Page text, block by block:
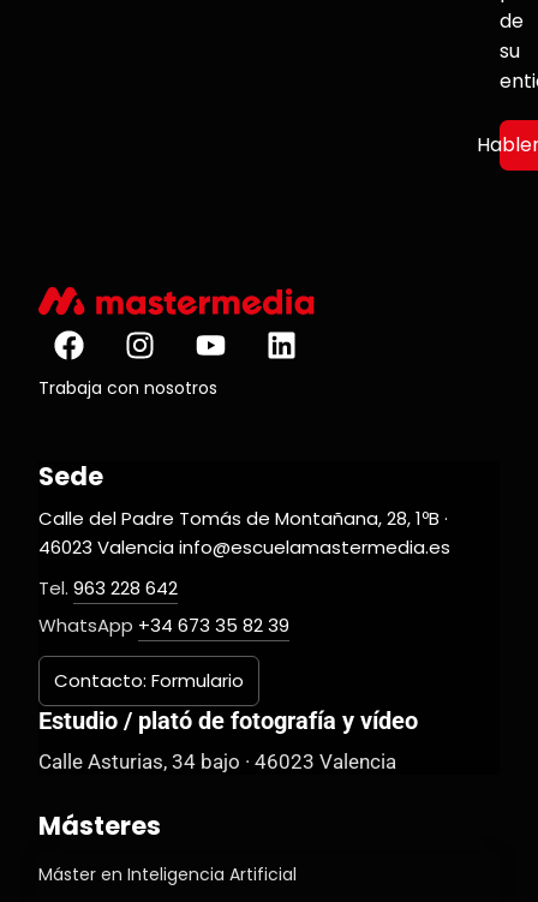
de
su
Trabaja con nosotros
Sede
Calle del Padre Tomás de Montañana, 28, 1ºB ·
46023 Valencia info@escuelamastermedia.es
Tel. 963 228 642
WhatsApp +34 673 35 82 39
Contacto: Formulario
Estudio / plató de fotografía y vídeo
Calle Asturias, 34 bajo · 46023 Valencia
Másteres
Máster en Inteligencia Artificial